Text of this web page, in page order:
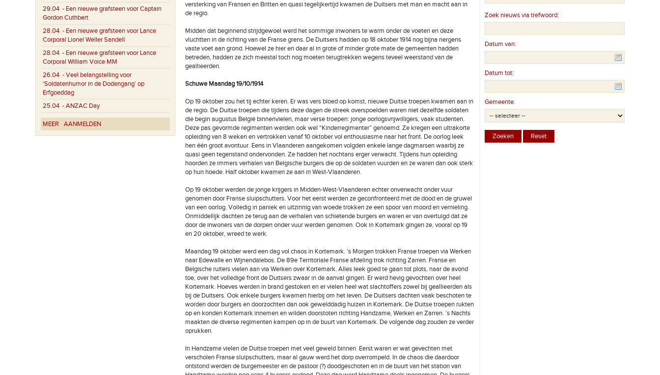
29.04 - Een nieuwe grafsteen voor Captain
Gordon Cuthbert
28.04 - Een nieuwe grafsteen voor Lance
Corporal Lionel Weller Sandell
28.04 - Een nieuwe grafsteen voor Lance
Corporal William Voice MM
26.04 - Veel belangstelling voor
‘Soldatenhumor in de Dodengang’ op
Erfgoeddag
25.04 - ANZAC Day
MEER AANMELDEN
versterking van Fransen en Britten en quasi tegelijkertijd kwamen de Duitsers met man en macht aan in
de regio.
Midden dat beginnend strijdgewoel werd het sommige inwoners te warm onder de voeten en deze
vluchtten in de richting van de Franse grens. De Duitsers hadden op 18 oktober 1914 nog bijna nergens
vaste voet aan grond. Hoewel ze hier en daar al in grote of minder grote mate de gemeenten hadden
betreden, hadden ze zich meestal toch nog moeten terugtrekken wegens teveel weerstand van de
geallieerden.
Schuwe Maandag 19/10/1914
Op 19 oktober zou het tij echter keren. Er was vers bloed op komst, nieuwe Duitse troepen kwamen aan in
de regio. De Duitse troepen die tijdens deze dagen de streek overspoelden waren niet dezelfde soldaten
die begin augustus België binnenvielen, maar verse troepen: jonge oorlogsvrijwilligers, vaak studenten.
Deze pas gevormde regimenten werden ook wel “Kinderregimenter” genoemd. Ze kregen een ultrakorte
opleiding van 8 weken en vertrokken vanaf 10 oktober vol enthousiasme naar het front. De oorlog leek
hen één groot avontuur. Eens in Vlaanderen aangekomen volgden enkele lange dagmarsen waarbij ze
quasi geen tegenstand ondervonden. Ze hadden het nochtans erger verwacht. Tijdens hun opleiding
hoorden ze immers verhalen van Belgische burgers die op de soldaten vuurden en ze waren dan ook sterk
op hun hoede. Half oktober kwamen ze aan in West-Vlaanderen.
Op 19 oktober werden de jonge krijgers in Midden-West-Vlaanderen echter onverwacht onder vuur
genomen door Franse sluipschutters. Voor het eerst werden ze geconfronteerd met de dood en de gruwel
van een oorlog. Volledig in paniek en uitzinnig van woede trokken ze een spoor van moord en vernieling.
Onmiddellijk dachten ze terug aan de verhalen van schietende burgers en waren er van overtuigd dat ze
door de inwoners van de dorpen onder vuur werden genomen. Ook in Kortemark gingen ze, vooral op 19
en 20 oktober, wreed te werk.
Maandag 19 oktober werd een dag vol chaos in Kortemark. ’s Morgen trokken Franse troepen via Werken
naar Edewalle en Wijnendalebos. De 89e Territoriale Franse afdeling trok richting Zarren. Franse en
Belgische ruiters vielen aan via Werken over Kortemark. Alles leek goed te gaan tot plots, naar de avond
toe, over het volledige front de Duitsers zwaar in de aanval gingen. Er werd hevig gevochten over heel
Kortemark. Hoeves werden in brand gestoken en er vielen heel wat slachtoffers zowel bij geallieerden als
bij de Duitsers. Ook enkele burgers kwamen hierbij om het leven. De Duitsers dachten vaak beschoten te
worden door burgers en doorzochten dan ook gewelddadig huizen in Kortemark. De Duitse troepen rukten
op en konden Kortemark innemen en wilden doorstoten richting Handzame, Werken en Zarren. ’s Nachts
maakten de diverse regimenten kampen op in de buurt van Kortemark. De volgende dag zouden ze verder
oprukken.
In Handzame vielen de Duitse troepen met veel geweld binnen. Eerst waren er wat gevechten met
verscholen Franse sluipschutters, maar al gauw werd het dorp overrompeld. In de chaos die daardoor
ontstond werden de burgemeester en de pastoor (?) doodgeschoten en in de buurt van het station van
Zoek nieuws via trefwoord:
Datum van:
Datum tot:
Gemeente: